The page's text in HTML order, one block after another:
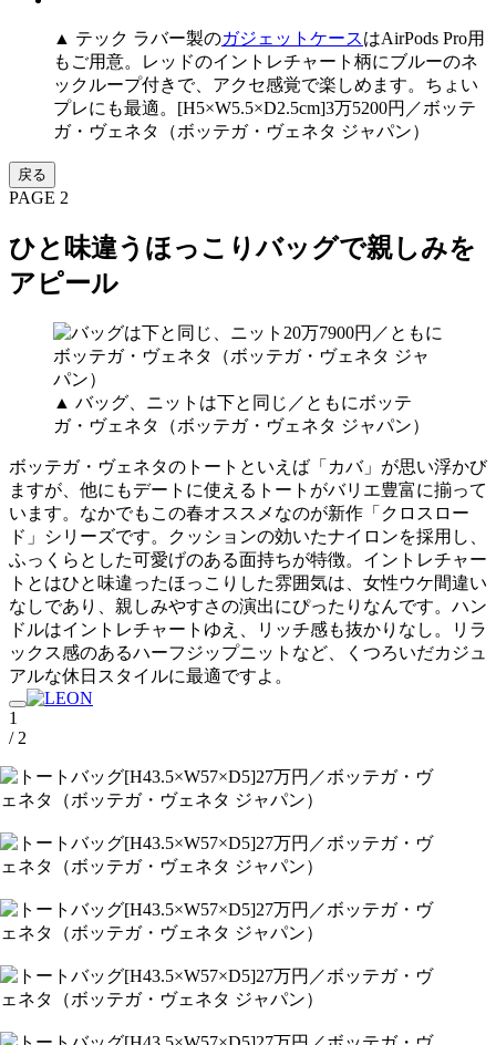
▲ テック ラバー製のガジェットケースはAirPods Pro用
もご用意。レッドのイントレチャート柄にブルーのネ
ックループ付きで、アクセ感覚で楽しめます。ちょい
プレにも最適。[H5×W5.5×D2.5cm]3万5200円／ボッテ
ガ・ヴェネタ（ボッテガ・ヴェネタ ジャパン）
戻る
PAGE 2
ひと味違うほっこりバッグで親しみを
アピール
▲ バッグ、ニットは下と同じ／ともにボッテ
ガ・ヴェネタ（ボッテガ・ヴェネタ ジャパン）
ボッテガ・ヴェネタのトートといえば「カバ」が思い浮かび
ますが、他にもデートに使えるトートがバリエ豊富に揃って
います。なかでもこの春オススメなのが新作「クロスロー
ド」シリーズです。クッションの効いたナイロンを採用し、
ふっくらとした可愛げのある面持ちが特徴。イントレチャー
トとはひと味違ったほっこりした雰囲気は、女性ウケ間違い
なしであり、親しみやすさの演出にぴったりなんです。ハン
ドルはイントレチャートゆえ、リッチ感も抜かりなし。リラ
ックス感のあるハーフジップニットなど、くつろいだカジュ
アルな休日スタイルに最適ですよ。
1
/ 2